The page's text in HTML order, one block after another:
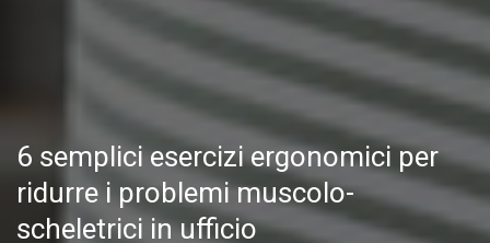
6 semplici esercizi ergonomici per
ridurre i problemi muscolo-
scheletrici in ufficio